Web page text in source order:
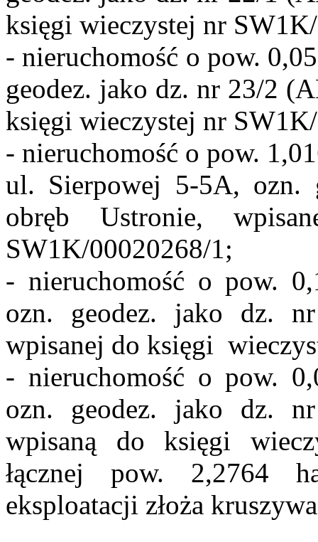
księgi wieczystej nr
- nieruchomość o pow.
geodez. jako dz. nr 23/2
księgi wieczystej nr
- nieruchomość o pow.
ul. Sierpowej 5-5A,
obręb Ustronie,
SW1K/00020268/1;
- nieruchomość o pow.
ozn. geodez. jako dz.
wpisanej do księgi
- nieruchomość o pow.
ozn. geodez. jako dz.
wpisaną do księgi
łącznej pow. 2,2764
eksploatacji złoża